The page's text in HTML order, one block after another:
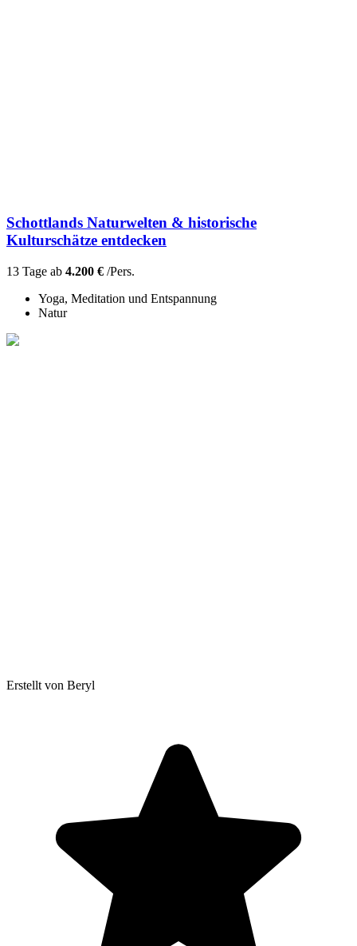
Schottlands Naturwelten & historische
Kulturschätze entdecken
13 Tage ab 4.200 € /Pers.
Yoga, Meditation und Entspannung
Natur
Erstellt von Beryl